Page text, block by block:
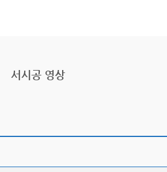
서시공 영상